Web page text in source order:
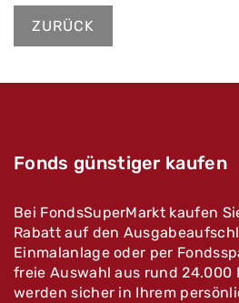
ZURÜCK
Fonds günstiger kaufen
Bei FondsSuperMarkt kaufen
Rabatt auf den
Einmalanlage oder per
freie Auswahl aus rund 24.000
werden sicher in Ihrem